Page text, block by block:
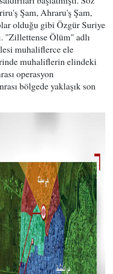
Şam, Ahraru'ş Şam,
olduğu gibi Özgür Suriye
"Zillettense Ölüm" adlı
muhaliflerce ele
muhaliflerin elindeki
operasyon
bölgede yaklaşık son